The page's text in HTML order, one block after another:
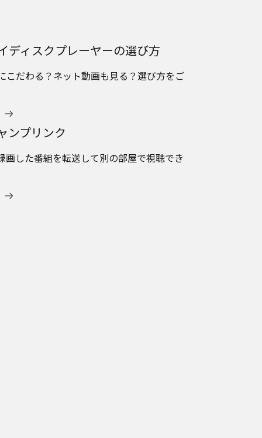
ディスクプレーヤーの選び方
こだわる？ネット動画も見る？選び方をご
ンプリンク
画した番組を転送して別の部屋で視聴でき